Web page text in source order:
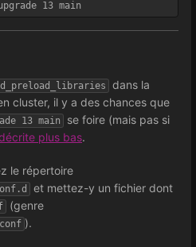
dans la
cluster, il y a des chances que
13 main
se foire (mais pas si
plus bas.
le répertoire
et mettez-y un fichier dont
(genre
).